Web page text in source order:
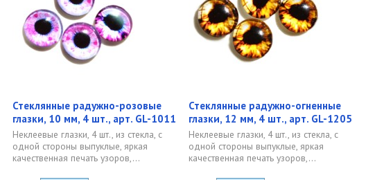
Стеклянные радужно-розовые
глазки, 10 мм, 4 шт., арт. GL-1011
Неклеевые глазки, 4 шт., из стекла, с
одной стороны выпуклые, яркая
качественная печать узоров,...
Стеклянные радужно-огненные
глазки, 12 мм, 4 шт., арт. GL-1205
Неклеевые глазки, 4 шт., из стекла, с
одной стороны выпуклые, яркая
качественная печать узоров,...